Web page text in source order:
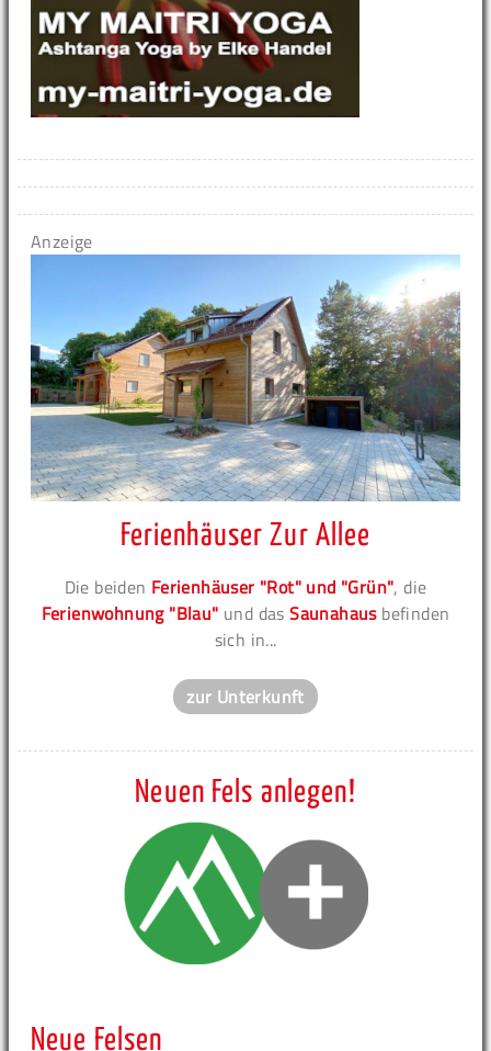
Anzeige
Ferienhäuser Zur Allee
Die beiden Ferienhäuser "Rot" und "Grün", die
Ferienwohnung "Blau" und dasSaunahausbefinden
sich in...
zur Unterkunft
Neuen Fels anlegen!
Neue Felsen